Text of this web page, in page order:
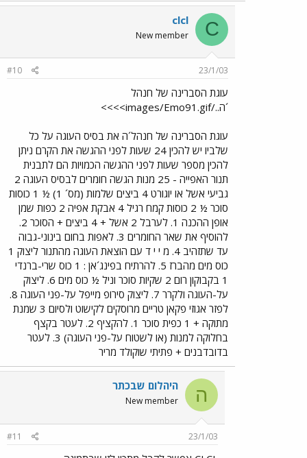
C
clcl
New member
23/1/03
#10
עוגת הסברינה של חנהל
´ה../images/Emo91.gif>>>>
עוגת הסברינה של חנהל´ה את בסיס העוגה על כל
שלביו יש להכין 24 שעות לפני ההגשה את הקרם ניתן
להכין מספר שעות לפני ההגשה הכמויות הם לתבנית
תנור האפייה - 25 מנות הגשה חומרים לבסיס העוגה 2
גביעי אשל או יוגורט 4 ביצים שלמות (מס´ 1) ½ 1 כוסות
סוכר ½ 2 כוסות קמח רגיל 4 אבקת אפיה 2 כפות שמן
אופן ההכנה 1. לערבל 2 אשל + 4 ביצים + הסוכר 2.
להוסיף את שאר החומרים 3. לאפות בחום בינוני-גבוה
עד שתזהיב 4. מ י י ד עם הוצאת העוגה מהתנור ליצוק 1
כוס מים מהברז 5. להרתיח בפינג´אן : 1 כוס שרי-ברנדי
1 בקבוקון רום 2 שקיות סוכר וניל ½ כוס מים 6. ליצוק
על-העוגה ולקרר 7. ליצוק סירופ מייפל על-פני העוגה 8.
לפזר אגוזי פקאן טריים מרוסקים לקישוט ולסיום 3 שמנת
מתוקה + 1 כפית סוכר 1. להקציף 2. לעטר בקצף
בחלוקה למנות (או לשטוח על-פני העוגה) 3. לעטר
בדובדבנים + פתיתי שוקולד מריר
ה היהלום שבכתר
New member
23/1/03
#11